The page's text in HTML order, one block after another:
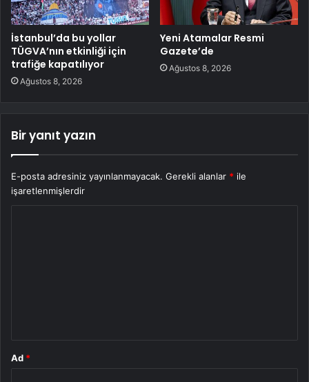
İstanbul’da bu yollar
TÜGVA’nın etkinliği için
trafiğe kapatılıyor
Ağustos 8, 2026
Yeni Atamalar Resmi
Gazete’de
Ağustos 8, 2026
Bir yanıt yazın
E-posta adresiniz yayınlanmayacak. Gerekli alanlar * ile
işaretlenmişlerdir
Ad *